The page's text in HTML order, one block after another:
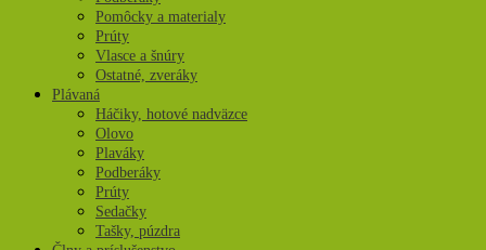
Pomôcky a materialy
Prúty
Vlasce a šnúry
Ostatné, zveráky
Plávaná
Háčiky, hotové nadväzce
Olovo
Plaváky
Podberáky
Prúty
Sedačky
Tašky, púzdra